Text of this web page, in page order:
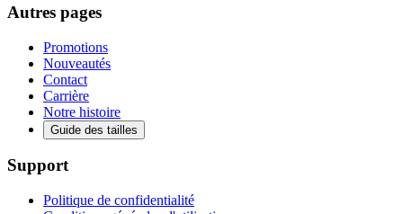
Autres pages
Promotions
Nouveautés
Contact
Carrière
Notre histoire
Guide des tailles
Support
Politique de confidentialité